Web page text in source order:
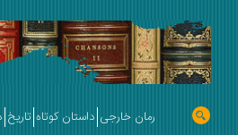
رمان خارجی داستان کوتاه تاریخ